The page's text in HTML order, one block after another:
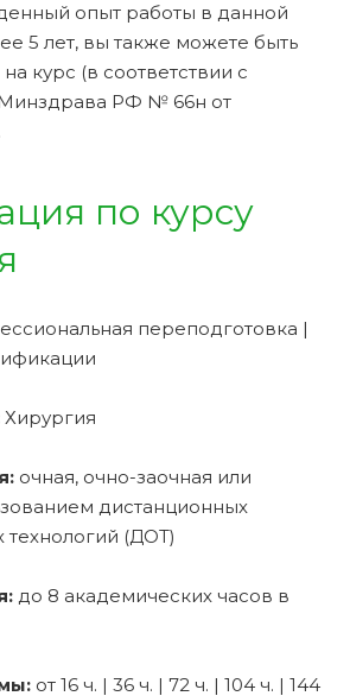
опыт работы в данной
5 лет, вы также можете быть
курс (в соответствии с
РФ № 66н от
по курсу
переподготовка |
Хирургия
очная, очно-заочная или
дистанционных
технологий (ДОТ)
до 8 академических часов в
от 16 ч. | 36 ч. | 72 ч. | 104 ч. | 144